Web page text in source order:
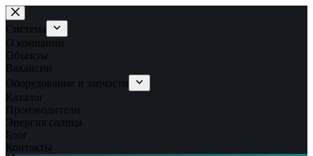
Перейти
к
сути
Система
О компании
Объекты
Вакансии
Оборудование и запчасти
Каталог
Производители
Энергия солнца
Блог
Контакты